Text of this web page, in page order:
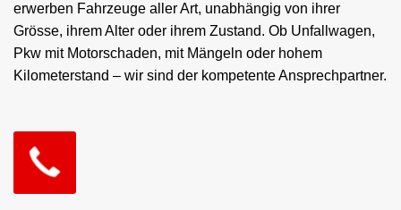
erwerben Fahrzeuge aller Art, unabhängig von ihrer
Grösse, ihrem Alter oder ihrem Zustand. Ob Unfallwagen,
Pkw mit Motorschaden, mit Mängeln oder hohem
Kilometerstand – wir sind der kompetente Ansprechpartner.